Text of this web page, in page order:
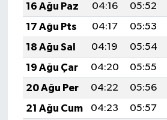
16 Ağu Paz
04:16 05:52
17 Ağu Pts
04:17 05:53
18 Ağu Sal
04:19 05:54
19 Ağu Çar
04:20 05:55
20 Ağu Per
04:22 05:56
21 Ağu Cum
04:23 05:57